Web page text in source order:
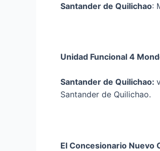
Santander de Quilichao:
Unidad Funcional 4
Santander de Quilichao:
Santander de Quilichao.
El Concesionario Nuevo